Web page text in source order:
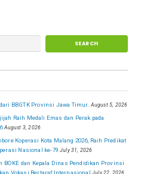
BBGTK Provinsi Jawa Timur. August 5, 2026
Raih Medali Emas dan Perak pada
August 3, 2026
Koperasi Kota Malang 2026, Raih Predikat
Nasional ke-79 July 31, 2026
BOKE dan Kepala Dinas Pendidikan Provinsi
Vokasi Bertaraf Internasional